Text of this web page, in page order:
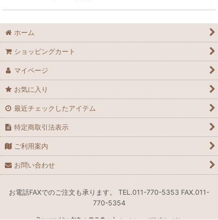
ホーム
ショッピングカート
マイページ
お気に入り
最近チェックしたアイテム
特定商取引法表示
ご利用案内
お問い合わせ
お電話FAXでのご注文も承ります。 TEL.011-770-5353 FAX.011-
770-5354